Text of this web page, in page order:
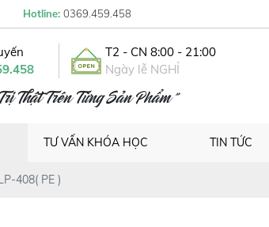
Hotline: 0369.459.458
T2 - CN 8:00 - 21:00
Ngày lễ NGHỈ
Thật Trên Từng Sản Phẩm "
TƯ VẤN KHÓA HỌC TIN TỨC
408( PE )